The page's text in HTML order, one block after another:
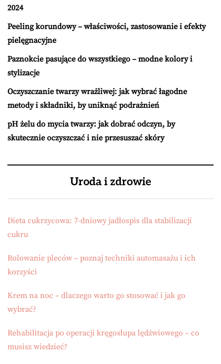
2024
Peeling korundowy – właściwości, zastosowanie i efekty
pielęgnacyjne
Paznokcie pasujące do wszystkiego – modne kolory i
stylizacje
Oczyszczanie twarzy wrażliwej: jak wybrać łagodne
metody i składniki, by uniknąć podrażnień
pH żelu do mycia twarzy: jak dobrać odczyn, by
skutecznie oczyszczać i nie przesuszać skóry
Uroda i zdrowie
Dieta cukrzycowa: 7-dniowy jadłospis dla stabilizacji
cukru
Rolowanie pleców – poznaj techniki automasażu i ich
korzyści
Krem na noc – dlaczego warto go stosować i jak go
wybrać?
Rehabilitacja po operacji kręgosłupa lędźwiowego – co
musisz wiedzieć?